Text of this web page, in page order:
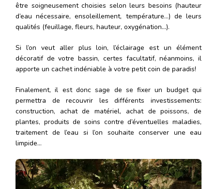
être soigneusement choisies selon leurs besoins (hauteur
d’eau nécessaire, ensoleillement, température…) de leurs
qualités (feuillage, fleurs, hauteur, oxygénation…).
Si l’on veut aller plus loin, l’éclairage est un élément
décoratif de votre bassin, certes facultatif, néanmoins, il
apporte un cachet indéniable à votre petit coin de paradis!
Finalement, il est donc sage de se fixer un budget qui
permettra de recouvrir les différents investissements:
construction, achat de matériel, achat de poissons, de
plantes, produits de soins contre d’éventuelles maladies,
traitement de l’eau si l’on souhaite conserver une eau
limpide…